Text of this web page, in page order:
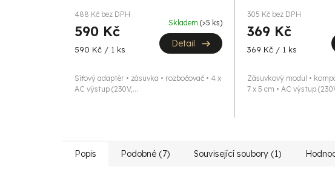
488 Kč bez DPH
590 Kč
Měrná
590 Kč / 1 ks
Skladem (>5 ks)
Detail
Síťový adaptér • zásuvka • rozbočovač • 4 x
AC výstup (230V,...
305 Kč bez DPH
369 Kč
Měrná
369 Kč / 1 ks
Zásuvkový modul •
7 x 5 cm • AC výstup
Popis Podobné (7) Související soubory (1)